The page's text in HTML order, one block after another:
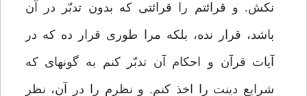
نکش. و قرائتم را قرائتى که بدون تدبّر در آن
باشد، قرار نده، بلکه مرا طورى قرار ده که در
آیات قرآن و احکام آن تدبّر کنم به گونه‏اى که
شرایع دینت را اخذ کنم. و نظرم را در آن، نظر